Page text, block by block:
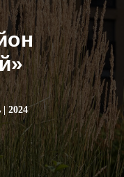
| 2024